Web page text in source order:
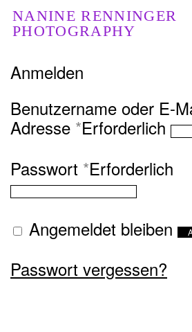
NANINE RENNINGER
PHOTOGRAPHY
Anmelden
Benutzername oder E-
Adresse *Erforderlich
Passwort *Erforderlich
Angemeldet bleiben
Passwort vergessen?